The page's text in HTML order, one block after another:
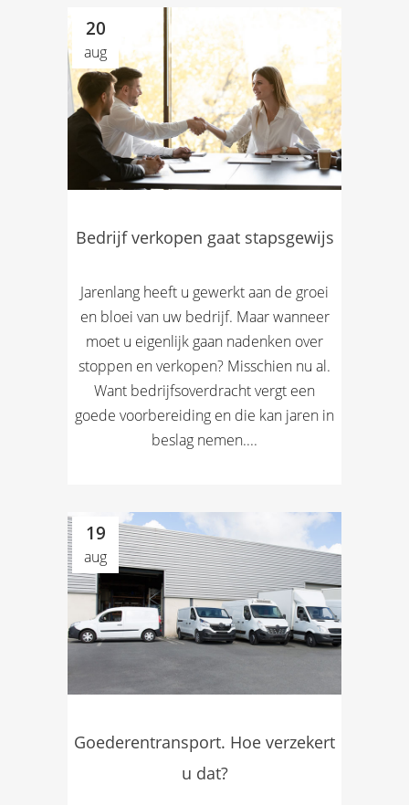
20
aug
Bedrijf verkopen gaat stapsgewijs
Jarenlang heeft u gewerkt aan de groei
en bloei van uw bedrijf. Maar wanneer
moet u eigenlijk gaan nadenken over
stoppen en verkopen? Misschien nu al.
Want bedrijfsoverdracht vergt een
goede voorbereiding en die kan jaren in
beslag nemen....
19
aug
Goederentransport. Hoe verzekert
u dat?